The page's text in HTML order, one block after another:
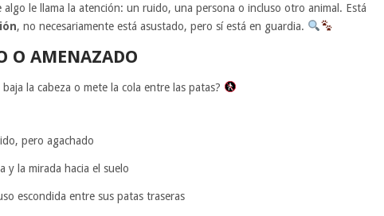
algo le llama la atención: un ruido, una persona o incluso otro animal. Está
, no necesariamente está asustado, pero sí está en guardia.
O AMENAZADO
la cabeza o mete la cola entre las patas?
pero agachado
y la mirada hacia el suelo
escondida entre sus patas traseras